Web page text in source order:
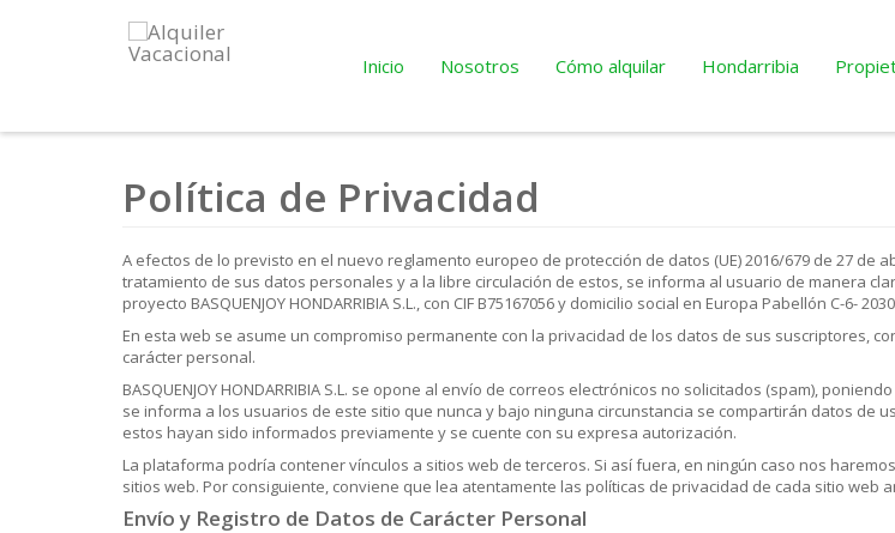
Inicio Nosotros Cómo alquilar Hondarribia
Política de Privacidad
A efectos de lo previsto en el nuevo reglamento europeo de protección de datos (UE) 2016/679 de 27
tratamiento de sus datos personales y a la libre circulación de estos, se informa al usuario de manera
proyecto BASQUENJOY HONDARRIBIA S.L., con CIF B75167056 y domicilio social en Europa Pabellón C-6-
En esta web se asume un compromiso permanente con la privacidad de los datos de sus suscriptores,
carácter personal.
BASQUENJOY HONDARRIBIA S.L. se opone al envío de correos electrónicos no solicitados (spam),
se informa a los usuarios de este sitio que nunca y bajo ninguna circunstancia se compartirán datos
estos hayan sido informados previamente y se cuente con su expresa autorización.
La plataforma podría contener vínculos a sitios web de terceros. Si así fuera, en ningún caso nos
sitios web. Por consiguiente, conviene que lea atentamente las políticas de privacidad de cada sitio web
Envío y Registro de Datos de Carácter Personal